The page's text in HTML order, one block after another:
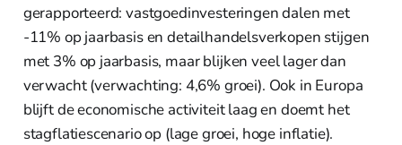
gerapporteerd: vastgoedinvesteringen dalen met
-11% op jaarbasis en detailhandelsverkopen stijgen
met 3% op jaarbasis, maar blijken veel lager dan
verwacht (verwachting: 4,6% groei). Ook in Europa
blijft de economische activiteit laag en doemt het
stagflatiescenario op (lage groei, hoge inflatie).